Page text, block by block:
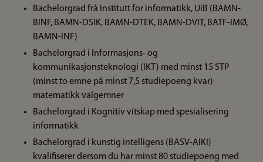
Bachelorgrad frå Institutt for informatikk, UiB (BAMN-
BINF, BAMN-DSIK, BAMN-DTEK, BAMN-DVIT, BATF-IMØ,
BAMN-INF)
Bachelorgrad i Informasjons- og
kommunikasjonsteknologi (IKT) med minst 15 STP
(minst to emne på minst 7,5 studiepoeng kvar)
matematikk valgemner
Bachelorgrad i Kognitiv vitskap med spesialisering
informatikk
Bachelorgrad i kunstig intelligens (BASV-AIKI)
kvalifiserer dersom du har minst 80 studiepoeng med